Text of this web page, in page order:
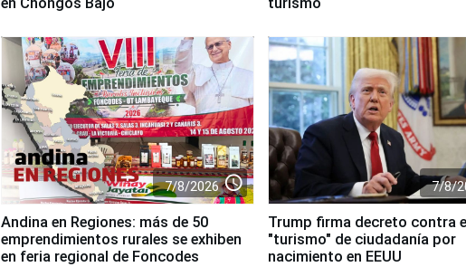
7/8/2026 access_time
Andina en Regiones: más de 50
emprendimientos rurales se exhiben
en feria regional de Foncodes
7/8/
Trump firma decreto contra el
"turismo" de ciudadanía por
nacimiento en EEUU